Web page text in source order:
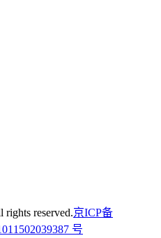
reserved.京ICP备
号